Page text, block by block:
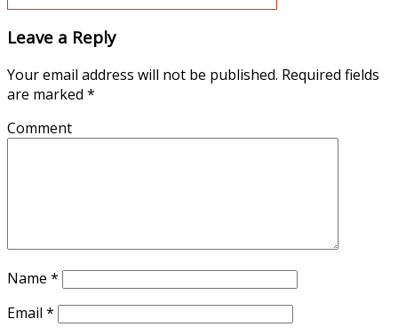
Leave a Reply
Your email address will not be published. Required fields
are marked *
Comment
Name *
Email *